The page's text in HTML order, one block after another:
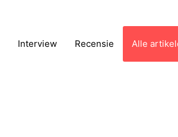
Interview Recensie Alle